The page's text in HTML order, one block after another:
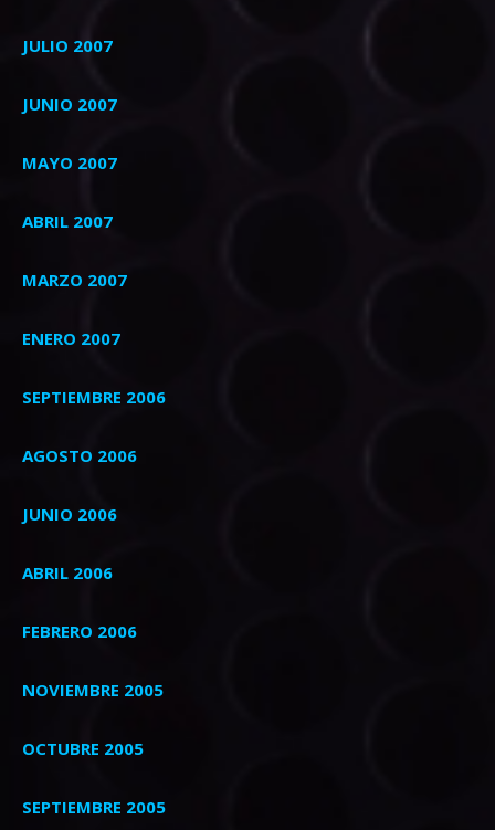
JULIO 2007
JUNIO 2007
MAYO 2007
ABRIL 2007
MARZO 2007
ENERO 2007
SEPTIEMBRE 2006
AGOSTO 2006
JUNIO 2006
ABRIL 2006
FEBRERO 2006
NOVIEMBRE 2005
OCTUBRE 2005
SEPTIEMBRE 2005